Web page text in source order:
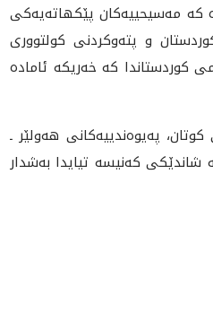
كه‌ مه‌سيحييه‌كان پێكهاته‌يه‌كى
و پته‌وكردنى كولتوورى
كوردستاندا كه‌ خه‌ريكه‌ ئاماده‌
په‌يوه‌ندييه‌كانى هه‌ولێر ـ
كه‌نيسه‌ تيايدا به‌شدار